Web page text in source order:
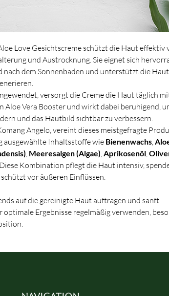
Love Gesichtscreme schützt die Haut effektiv
und Austrocknung. Sie eignet sich
nach dem Sonnenbaden und unterstützt die Haut
versorgt die Creme die Haut täglich
Aloe Vera Booster und wirkt dabei beruhigend,
und das Hautbild sichtbar zu verbessern.
Angelo, vereint dieses meistgefragte
ausgewählte Inhaltsstoffe wie Bienenwachs,
, Meeresalgen (Algae),Aprikosenöl,
Kombination pflegt die Haut intensiv,
vor äußeren Einflüssen.
auf die gereinigte Haut auftragen und sanft
optimale Ergebnisse regelmäßig verwenden,